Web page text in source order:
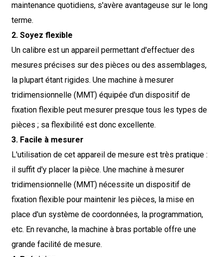
maintenance quotidiens, s'avère avantageuse sur le long
terme.
2. Soyez flexible
Un calibre est un appareil permettant d'effectuer des
mesures précises sur des pièces ou des assemblages,
la plupart étant rigides. Une machine à mesurer
tridimensionnelle (MMT) équipée d'un dispositif de
fixation flexible peut mesurer presque tous les types de
pièces ; sa flexibilité est donc excellente.
3. Facile à mesurer
L'utilisation de cet appareil de mesure est très pratique :
il suffit d'y placer la pièce. Une machine à mesurer
tridimensionnelle (MMT) nécessite un dispositif de
fixation flexible pour maintenir les pièces, la mise en
place d'un système de coordonnées, la programmation,
etc. En revanche, la machine à bras portable offre une
grande facilité de mesure.